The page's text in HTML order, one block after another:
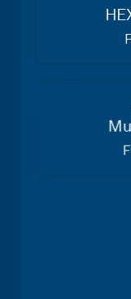
9